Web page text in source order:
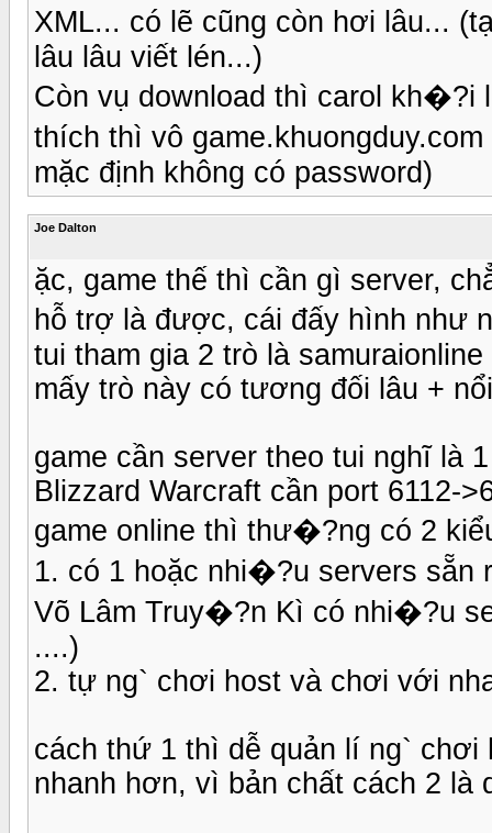
XML... có lẽ cũng còn hơi lâu...
lâu lâu viết lén...)
Còn vụ download thì carol kh�?i
thích thì vô
mặc định không có password)
Joe Dalton
ặc, game thế thì cần gì server,
hỗ trợ là được, cái đấy hình như
tui tham gia 2 trò là
mấy trò này có tương đối lâu +
game cần server theo tui nghĩ là
Blizzard Warcraft cần port 6112-
game online thì thư�?ng có 2
1. có 1 hoặc nhi�?u servers sẵn
Võ Lâm Truy�?n Kì có nhi�?u
....)
2. tự ng` chơi host và chơi với
cách thứ 1 thì dễ quản lí ng`
nhanh hơn, vì bản chất cách 2 là